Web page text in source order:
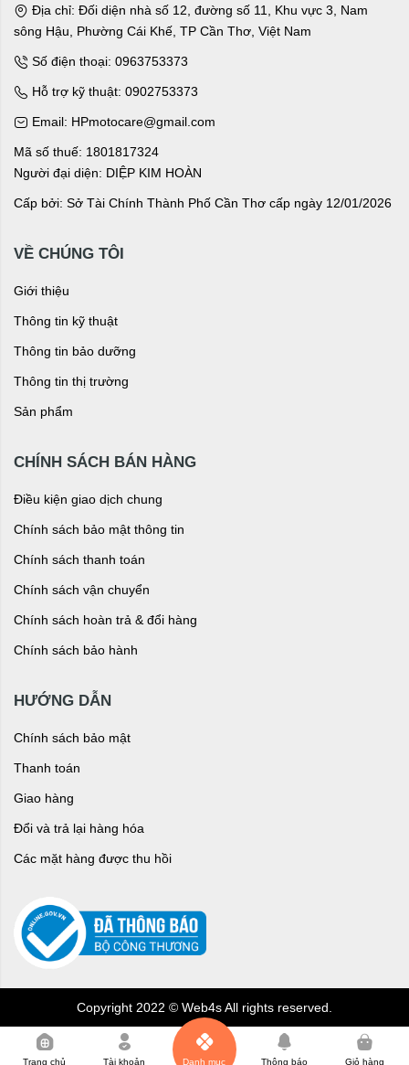
Địa chỉ: Đối diện nhà số 12, đường số 11, Khu vực 3, Nam
sông Hậu, Phường Cái Khế, TP Cần Thơ, Việt Nam
Số điện thoại: 0963753373
Hỗ trợ kỹ thuật: 0902753373
Email: HPmotocare@gmail.com
Mã số thuế: 1801817324
Người đại diện: DIỆP KIM HOÀN
Cấp bởi: Sở Tài Chính Thành Phố Cần Thơ cấp ngày 12/01/2026
VỀ CHÚNG TÔI
Giới thiệu
Thông tin kỹ thuật
Thông tin bảo dưỡng
Thông tin thị trường
Sản phẩm
CHÍNH SÁCH BÁN HÀNG
Điều kiện giao dịch chung
Chính sách bảo mật thông tin
Chính sách thanh toán
Chính sách vận chuyển
Chính sách hoàn trả & đổi hàng
Chính sách bảo hành
HƯỚNG DẪN
Chính sách bảo mật
Thanh toán
Giao hàng
Đổi và trả lại hàng hóa
Các mặt hàng được thu hồi
Copyright 2022 © Web4s All rights reserved.
Trang chủ Tài khoản Danh mục Thông báo Giỏ hàng